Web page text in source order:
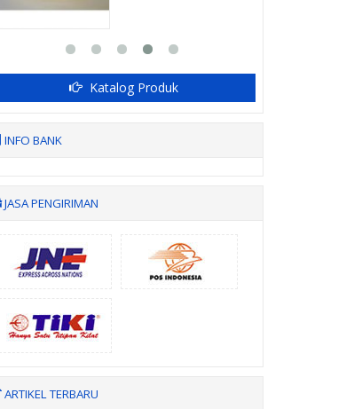
Katalog Produk
INFO BANK
JASA PENGIRIMAN
ARTIKEL TERBARU